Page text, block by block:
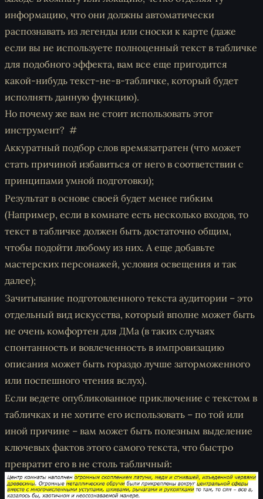
информацию, что они должны автоматически
распознавать из легенды или сноски к карте (даже
если вы не используете полноценный текст в табличке
для подобного эффекта, вам все еще пригодится
какой-нибудь текст-не-в-табличке, который будет
исполнять данную функцию).
Но почему же вам не стоит использовать этот
инструмент?
Аккуратный подбор слов времязатратен (что может
стать причиной избавиться от него в соответствии с
принципами умной подготовки);
Результат в основе своей будет менее гибким
(Например, если в комнате есть несколько входов, то
текст в табличке должен быть достаточно общим,
чтобы подойти любому из них. А еще добавьте
мастерских персонажей, условия освещения и так
далее);
Зачитывание подготовленного текста аудитории – это
отдельный вид искусства, который вполне может быть
не очень комфортен для ДМа (в таких случаях
спонтанность и вовлеченность в импровизацию
описания может быть гораздо лучше заторможенного
или поспешного чтения вслух).
Если ведете опубликованное приключение с текстом в
табличках и не хотите его использовать – по той или
иной причине – вам может быть полезным выделение
ключевых фактов этого самого текста, что быстро
превратит его в не столь табличный: